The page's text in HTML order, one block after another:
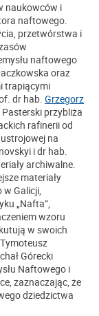
naukowców i
naftowego.
przetwórstwa i
naftowego
oraz
trapiącymi
dr hab. Grzegorz
przybliża
rafinerii od
na
i dr hab.
archiwalne.
materiały
Galicji,
„Nafta”,
wzoru
w swoich
Górecki
Naftowego i
zaznaczając, że
dziedzictwa